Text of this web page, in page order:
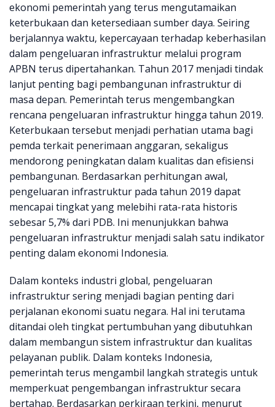
ekonomi pemerintah yang terus mengutamaikan
keterbukaan dan ketersediaan sumber daya. Seiring
berjalannya waktu, kepercayaan terhadap keberhasilan
dalam pengeluaran infrastruktur melalui program
APBN terus dipertahankan. Tahun 2017 menjadi tindak
lanjut penting bagi pembangunan infrastruktur di
masa depan. Pemerintah terus mengembangkan
rencana pengeluaran infrastruktur hingga tahun 2019.
Keterbukaan tersebut menjadi perhatian utama bagi
pemda terkait penerimaan anggaran, sekaligus
mendorong peningkatan dalam kualitas dan efisiensi
pembangunan. Berdasarkan perhitungan awal,
pengeluaran infrastruktur pada tahun 2019 dapat
mencapai tingkat yang melebihi rata-rata historis
sebesar 5,7% dari PDB. Ini menunjukkan bahwa
pengeluaran infrastruktur menjadi salah satu indikator
penting dalam ekonomi Indonesia.
Dalam konteks industri global, pengeluaran
infrastruktur sering menjadi bagian penting dari
perjalanan ekonomi suatu negara. Hal ini terutama
ditandai oleh tingkat pertumbuhan yang dibutuhkan
dalam membangun sistem infrastruktur dan kualitas
pelayanan publik. Dalam konteks Indonesia,
pemerintah terus mengambil langkah strategis untuk
memperkuat pengembangan infrastruktur secara
bertahap. Berdasarkan perkiraan terkini, menurut